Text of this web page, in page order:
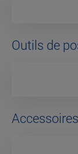
Outils de